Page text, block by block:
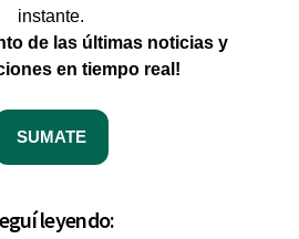
instante.
de las últimas noticias y
en tiempo real!
SUMATE
leyendo: